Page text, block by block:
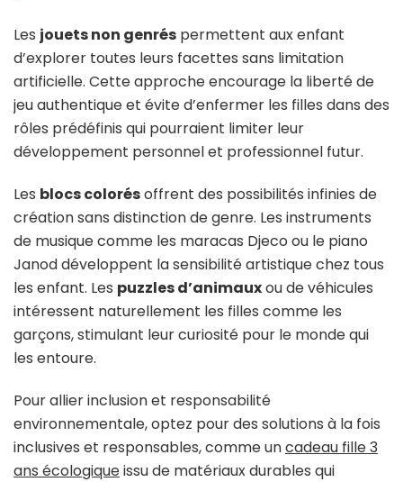
Les jouets non genrés permettent aux enfant
d’explorer toutes leurs facettes sans limitation
artificielle. Cette approche encourage la liberté de
jeu authentique et évite d’enfermer les filles dans des
rôles prédéfinis qui pourraient limiter leur
développement personnel et professionnel futur.
Les blocs colorésoffrent des possibilités infinies de
création sans distinction de genre. Les instruments
de musique comme les maracas Djeco ou le piano
Janod développent la sensibilité artistique chez tous
les enfant. Les puzzles d’animauxou de véhicules
intéressent naturellement les filles comme les
garçons, stimulant leur curiosité pour le monde qui
les entoure.
Pour allier inclusion et responsabilité
environnementale, optez pour des solutions à la fois
inclusives et responsables, comme uncadeau fille 3
ans écologiqueissu de matériaux durables qui